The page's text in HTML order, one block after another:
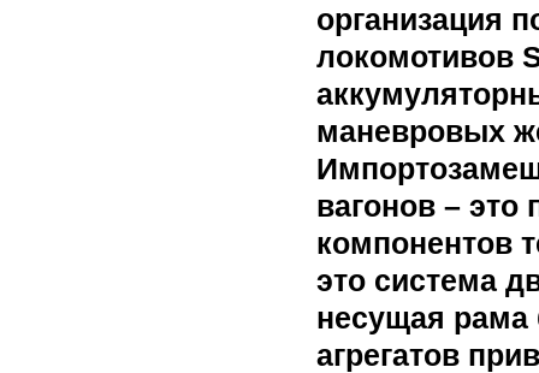
организация
локомотивов
маневровых
вагонов – это
компонентов
это система
несущая
агрегатов